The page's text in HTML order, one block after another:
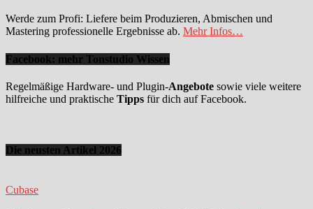
Werde zum Profi: Liefere beim Produzieren, Abmischen und
Mastering professionelle Ergebnisse ab. Mehr Infos…
Facebook: mehr Tonstudio Wissen
Regelmäßige Hardware- und Plugin-Angebote sowie viele weitere
hilfreiche und praktische Tipps für dich auf Facebook.
Die neusten Artikel 2026
Cubase